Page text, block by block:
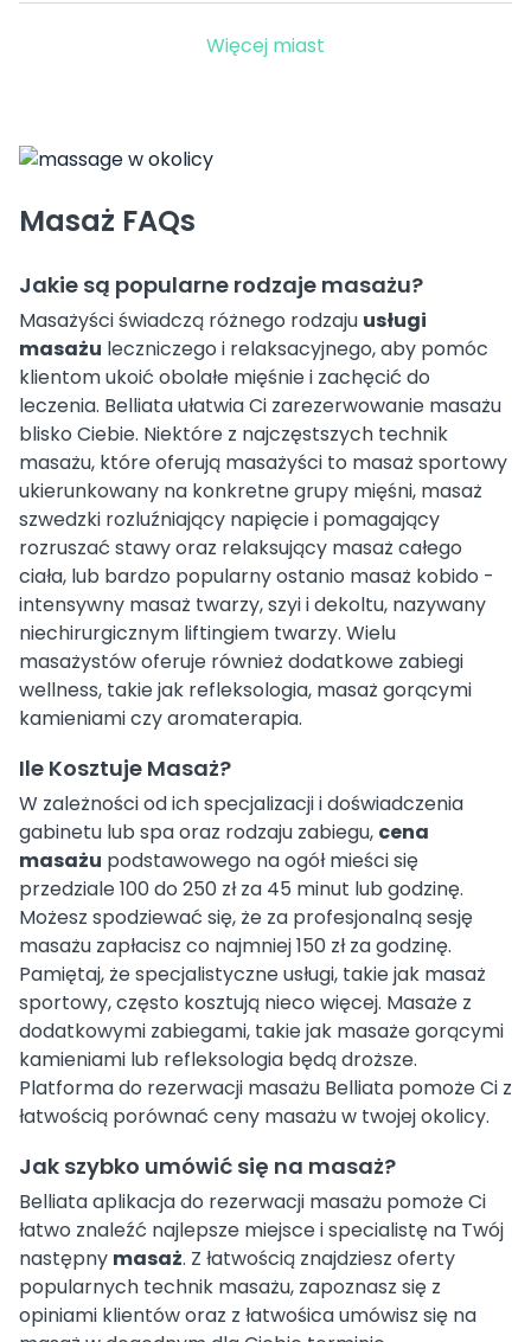
Więcej miast
Masaż FAQs
Jakie są popularne rodzaje masażu?
Masażyści świadczą różnego rodzaju usługi
masażu leczniczego i relaksacyjnego, aby pomóc
klientom ukoić obolałe mięśnie i zachęcić do
leczenia. Belliata ułatwia Ci zarezerwowanie masażu
blisko Ciebie. Niektóre z najczęstszych technik
masażu, które oferują masażyści to masaż sportowy
ukierunkowany na konkretne grupy mięśni, masaż
szwedzki rozluźniający napięcie i pomagający
rozruszać stawy oraz relaksujący masaż całego
ciała, lub bardzo popularny ostanio masaż kobido -
intensywny masaż twarzy, szyi i dekoltu, nazywany
niechirurgicznym liftingiem twarzy. Wielu
masażystów oferuje również dodatkowe zabiegi
wellness, takie jak refleksologia, masaż gorącymi
kamieniami czy aromaterapia.
Ile Kosztuje Masaż?
W zależności od ich specjalizacji i doświadczenia
gabinetu lub spa oraz rodzaju zabiegu, cena
masażu podstawowego na ogół mieści się
przedziale 100 do 250 zł za 45 minut lub godzinę.
Możesz spodziewać się, że za profesjonalną sesję
masażu zapłacisz co najmniej 150 zł za godzinę.
Pamiętaj, że specjalistyczne usługi, takie jak masaż
sportowy, często kosztują nieco więcej. Masaże z
dodatkowymi zabiegami, takie jak masaże gorącymi
kamieniami lub refleksologia będą droższe.
Platforma do rezerwacji masażu Belliata pomoże Ci z
łatwością porównać ceny masażu w twojej okolicy.
Jak szybko umówić się na masaż?
Belliata aplikacja do rezerwacji masażu pomoże Ci
łatwo znaleźć najlepsze miejsce i specialistę na Twój
następny masaż. Z łatwością znajdziesz oferty
popularnych technik masażu, zapoznasz się z
opiniami klientów oraz z łatwośica umówisz się na